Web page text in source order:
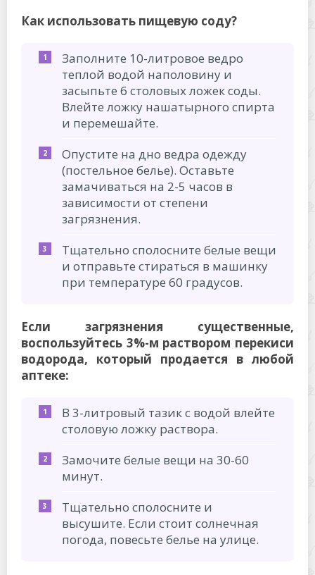
Как использовать пищевую соду?
Заполните 10-литровое ведро
теплой водой наполовину и
засыпьте 6 столовых ложек соды.
Влейте ложку нашатырного спирта
и перемешайте.
Опустите на дно ведра одежду
(постельное белье). Оставьте
замачиваться на 2-5 часов в
зависимости от степени
загрязнения.
Тщательно сполосните белые вещи
и отправьте стираться в машинку
при температуре 60 градусов.
Если загрязнения существенные,
воспользуйтесь 3%-м раствором перекиси
водорода, который продается в любой
аптеке:
В 3-литровый тазик с водой влейте
столовую ложку раствора.
Замочите белые вещи на 30-60
минут.
Тщательно сполосните и
высушите. Если стоит солнечная
погода, повесьте белье на улице.